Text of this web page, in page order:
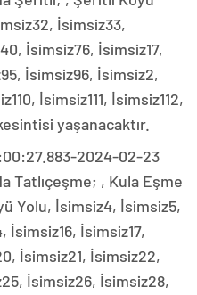
İsimsiz33,
İsimsiz76, İsimsiz17,
İsimsiz96, İsimsiz2,
İsimsiz111, İsimsiz112,
yaşanacaktır.
2024-02-23
Tatlıçeşme; , Kula Eşme
Yolu, İsimsiz4, İsimsiz5,
İsimsiz16, İsimsiz17,
İsimsiz21, İsimsiz22,
İsimsiz26, İsimsiz28,